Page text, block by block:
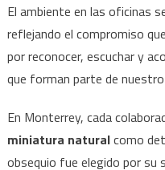
El ambiente en las oficinas
reflejando el compromiso
por reconocer, escuchar y
que forman parte de
En Monterrey, cada
miniatura naturalcomo
obsequio fue elegido por su